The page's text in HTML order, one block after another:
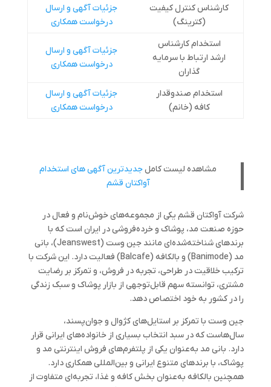
کارشناس کنترل کیفیت
(کترینگ)
جزئيات آگهی و ارسال
درخواست همکاری
استخدام کارشناس
ارشد ارتباط با سرمایه
گذاران
جزئيات آگهی و ارسال
درخواست همکاری
استخدام صندوقدار
کافه (خانم)
جزئيات آگهی و ارسال
درخواست همکاری
مشاهده لیست کاملجدیدترین آگهی های استخدام
آواکتان قشم
شرکت آواکتان قشم یکی از مجموعه‌های خوش‌نام و فعال در
حوزه صنعت مد، پوشاک و خرده‌فروشی در ایران است که با
برندهای شناخته‌شده‌ای مانند جین وست (Jeanswest)، بانی
مد (Banimode) و بالکافه (Balcafe) فعالیت دارد. این شرکت با
ترکیب خلاقیت در طراحی، تجربه در فروش، و تمرکز بر رضایت
مشتری، توانسته سهم قابل‌توجهی از بازار پوشاک و سبک زندگی
را در کشور به خود اختصاص دهد.
جین وست با تمرکز بر استایل‌های کژوال و جوان‌پسند،
سال‌هاست که در سبد انتخاب بسیاری از خانواده‌های ایرانی قرار
دارد. بانی مد به‌عنوان یکی از پلتفرم‌های فروش اینترنتی مد و
پوشاک، با برندهای متنوع ایرانی و بین‌المللی همکاری دارد.
همچنین بالکافه به‌عنوان بخش کافه و غذا، تجربه‌ای متفاوت از